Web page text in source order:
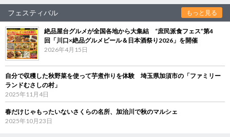
フェスティバル もっと見る
絶品屋台グルメが全国各地から大集結 “庶民派食フェス”第4
回「川口×絶品グルメビール＆日本酒祭り2026」を開催
2026年4月15日
自分で収穫した秋野菜を使って芋煮作りを体験 埼玉県加須市の「ファミリー
ランドむさしの村」
2025年11月4日
春だけじゃもったいないさくらの名所、加治川で秋のマルシェ
2025年10月23日